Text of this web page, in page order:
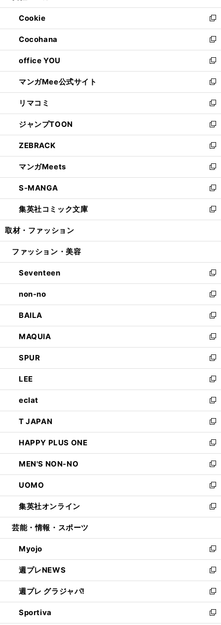
開
く
ウ
で
開
く
ン
ド
ウ
で
開
く
ウ
ィ
ン
ド
ウ
で
開
く
Cookie
新
し
い
ウ
ィ
ン
ド
ウ
で
開
く
Cocohana
新
し
い
ウ
ィ
ン
ド
ウ
で
開
く
office YOU
新
し
い
ウ
ィ
ン
ド
ウ
で
開
く
マンガMee公式サイト
新
し
い
ウ
ィ
ン
ド
ウ
で
開
く
リマコミ
新
し
い
ウ
ィ
ン
ド
ウ
で
開
く
ジャンプTOON
新
し
い
ウ
ィ
ン
ド
ウ
で
開
ZEBRACK
新
し
い
ウ
ィ
ン
ド
ウ
開
マンガMeets
新
し
い
ウ
ィ
ン
ウ
開
く
S-MANGA
新
し
い
ウ
ン
ウ
で
開
く
集英社コミック文庫
新
し
ウ
ン
ド
ウ
で
開
く
取材・ファッション
ファッション・美容
Seventeen
新
し
い
ウ
ィ
ン
ド
ウ
で
開
く
non-no
新
し
い
ウ
ィ
ン
ド
ウ
で
開
く
BAILA
新
し
い
ウ
ィ
ン
ド
ウ
で
開
く
MAQUIA
新
し
い
ウ
ィ
ン
ド
ウ
で
開
く
SPUR
新
し
い
ウ
ィ
ン
ド
ウ
で
開
く
LEE
新
し
い
ウ
ィ
ン
ド
ウ
で
開
く
eclat
新
し
い
ウ
ィ
ン
ド
ウ
で
開
く
T JAPAN
新
し
い
ウ
ィ
ン
ド
ウ
で
開
HAPPY PLUS ONE
新
し
い
ウ
ィ
ン
ド
ウ
開
く
MEN'S NON-NO
新
し
い
ウ
ィ
ン
ウ
で
開
く
UOMO
新
し
い
ウ
ン
ド
ウ
で
開
く
集英社オンライン
新
し
ウ
ィ
ン
ド
ウ
で
開
く
芸能・情報・スポーツ
Myojo
新
し
い
ウ
ィ
ン
ド
週プレNEWS
新
し
い
ウ
ィ
週プレ グラジャパ!
新
し
い
Sportiva
新